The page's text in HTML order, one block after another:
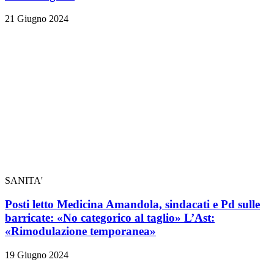
21 Giugno 2024
SANITA'
Posti letto Medicina Amandola, sindacati e Pd sulle
barricate: «No categorico al taglio» L’Ast:
«Rimodulazione temporanea»
19 Giugno 2024